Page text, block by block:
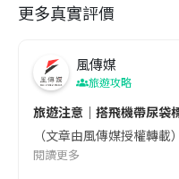
更多真實評價
風傳媒
旅遊攻略
旅遊注意｜搭飛機帶尿袋
（文章由風傳媒授權轉
閱讀更多